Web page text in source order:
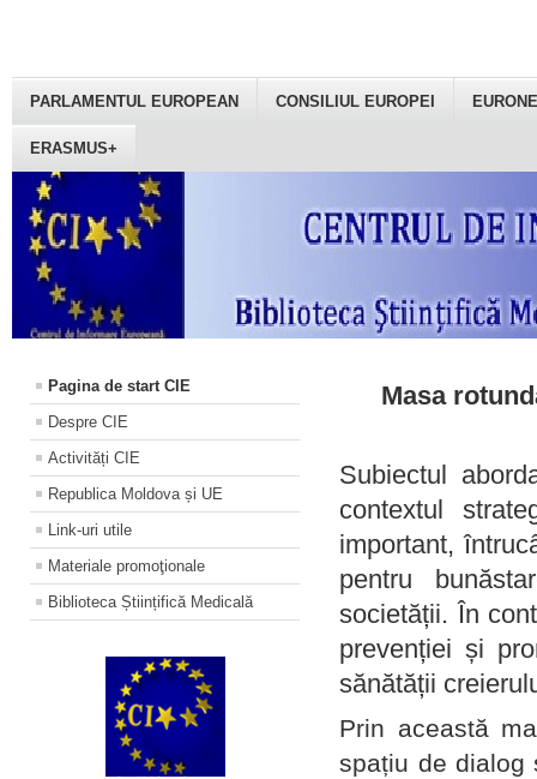
PARLAMENTUL EUROPEAN CONSILIUL EUROPEI
ERASMUS+
Pagina de start CIE
Despre CIE
Activități CIE
Republica Moldova și UE
Link-uri utile
Materiale promoţionale
Biblioteca Științifică Medicală
Masa
Subiectul
contextul
important,
pentru
societății. În
prevenției și
sănătății
Prin această
spațiu de dialog